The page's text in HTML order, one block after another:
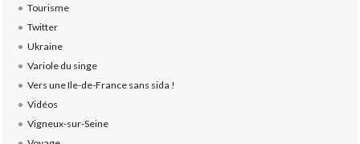
Tourisme
Twitter
Ukraine
Variole du singe
Vers une Ile-de-France sans sida !
Vidéos
Vigneux-sur-Seine